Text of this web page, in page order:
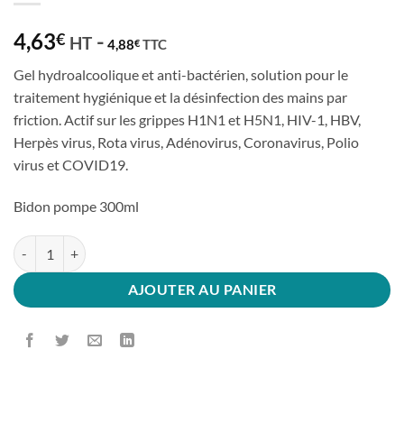
4,63€ HT - 4,88€ TTC
Gel hydroalcoolique et anti-bactérien, solution pour le
traitement hygiénique et la désinfection des mains par
friction. Actif sur les grippes H1N1 et H5N1, HIV-1, HBV,
Herpès virus, Rota virus, Adénovirus, Coronavirus, Polio
virus et COVID19.
Bidon pompe 300ml
quantité de Gel hydroalcoolique
AJOUTER AU PANIER